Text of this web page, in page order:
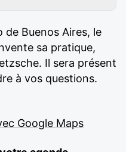
de Buenos Aires, le
sa pratique,
Il sera présent
à vos questions.
Google Maps